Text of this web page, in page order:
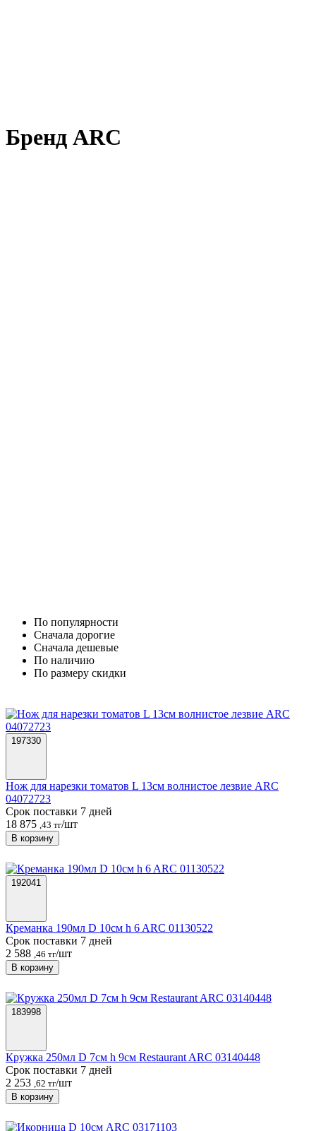
Бренд ARC
По популярности
Cначала дорогие
Cначала дешевые
По наличию
По размеру скидки
197330
Нож для нарезки томатов L 13см волнистое лезвие ARC
04072723
Срок поставки 7 дней
18 875 ,43 тг/шт
В корзину
192041
Креманка 190мл D 10см h 6 ARC 01130522
Срок поставки 7 дней
2 588 ,46 тг/шт
В корзину
183998
Кружка 250мл D 7см h 9см Restaurant ARC 03140448
Срок поставки 7 дней
2 253 ,62 тг/шт
В корзину